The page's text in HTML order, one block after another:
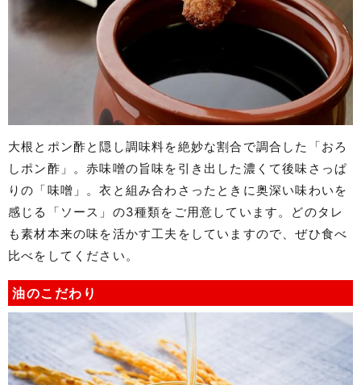
大根とポン酢と隠し調味料を絶妙な割合で調合した「おろ
しポン酢」。赤味噌の旨味を引き出した濃くて後味さっぱ
りの「味噌」。衣と組み合わさったときに奥深い味わいを
感じる「ソース」の3種類をご用意しています。どのタレ
も素材本来の味を活かす工夫をしていますので、ぜひ食べ
比べをしてください。
油のこだわり